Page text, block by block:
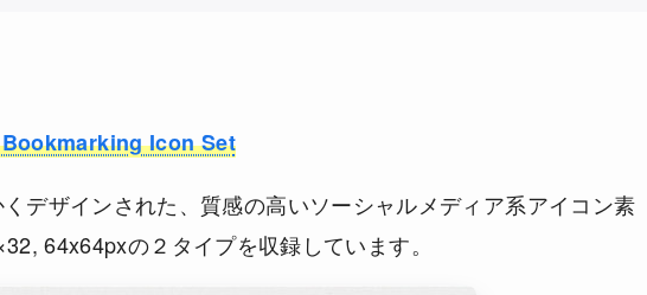
Icon Set
デザインされた、質感の高いソーシャルメディア系アイコン素
64x64pxの２タイプを収録しています。